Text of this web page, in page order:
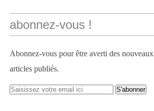
abonnez-vous !
Abonnez-vous pour être averti des nouveaux
articles publiés.